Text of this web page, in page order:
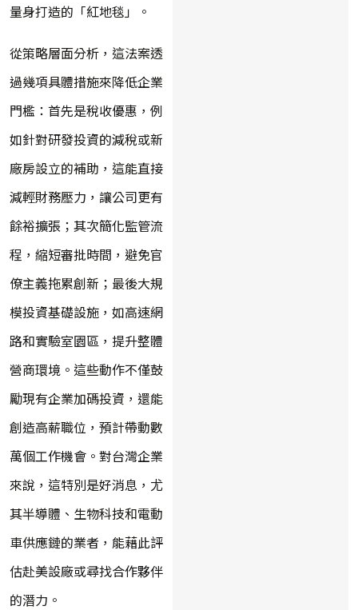
量身打造的「紅地毯」。
從策略層面分析，這法案透
過幾項具體措施來降低企業
門檻：首先是稅收優惠，例
如針對研發投資的減稅或新
廠房設立的補助，這能直接
減輕財務壓力，讓公司更有
餘裕擴張；其次簡化監管流
程，縮短審批時間，避免官
僚主義拖累創新；最後大規
模投資基礎設施，如高速網
路和實驗室園區，提升整體
營商環境。這些動作不僅鼓
勵現有企業加碼投資，還能
創造高薪職位，預計帶動數
萬個工作機會。對台灣企業
來說，這特別是好消息，尤
其半導體、生物科技和電動
車供應鏈的業者，能藉此評
估赴美設廠或尋找合作夥伴
的潛力。